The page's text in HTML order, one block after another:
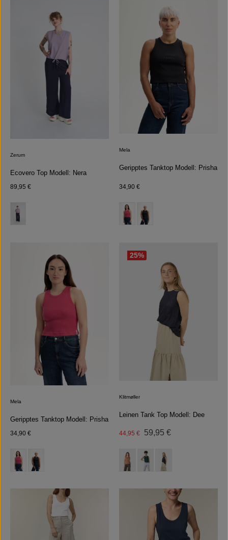
Zerum
Ecovero Top Modell: Nera
Regulärer Preis:
89,95 €
Farbe
Mela
Geripptes Tanktop Modell: Prisha
Regulärer Preis:
34,90 €
Farbeauswählen
(Diese Option ist zurzeit nicht
Mela
Geripptes Tanktop Modell: Prisha
Regulärer Preis:
34,90 €
Farbeauswählen
(Diese Option ist zurzeit nicht verfügbar.)
25%
Klitmøller
Leinen Tank Top Modell: Dee
Verkaufspreis:
44,95 € Regulärer Preis:
59,95 €
Farbeauswählen
(Diese Option ist zurzeit nicht
(Diese Option ist zurzeit nicht